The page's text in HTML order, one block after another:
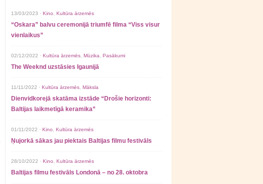
13/03/2023 · Kino Kultūra ārzemēs
“Oskara” balvu ceremonijā triumfē filma “Viss visur
vienlaikus”
02/12/2022 · Kultūra ārzemēs Mūzika Pasākumi
The Weeknd uzstāsies Igaunijā
11/11/2022 · Kultūra ārzemēs Māksla
Dienvidkorejā skatāma izstāde “Drošie horizonti:
Baltijas laikmetīgā keramika”
01/11/2022 · Kino Kultūra ārzemēs
Ņujorkā sākas jau piektais Baltijas filmu festivāls
28/10/2022 · Kino Kultūra ārzemēs
Baltijas filmu festivāls Londonā – no 28. oktobra